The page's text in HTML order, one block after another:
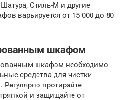
Стиль-М и другие.
варьируется от 15 000 до 80
шкафом
шкафом необходимо
средства для чистки
протирайте
и защищайте от